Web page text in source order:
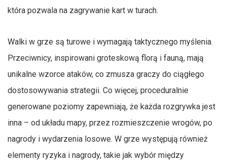
która pozwala na zagrywanie kart w turach.
Walki w grze są turowe i wymagają taktycznego myślenia.
Przeciwnicy, inspirowani groteskową florą i fauną, mają
unikalne wzorce ataków, co zmusza graczy do ciągłego
dostosowywania strategii. Co więcej, proceduralnie
generowane poziomy zapewniają, że każda rozgrywka jest
inna – od układu mapy, przez rozmieszczenie wrogów, po
nagrody i wydarzenia losowe. W grze występują również
elementy ryzyka i nagrody, takie jak wybór między